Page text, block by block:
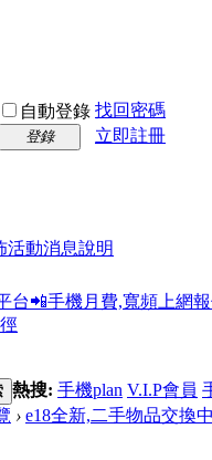
自動登錄 找回密碼
登錄
立即註冊
活動消息說明
台📲手機月費,寬頻上網
熱搜: 手機plan V.I.P會員
› e18全新,二手物品交換